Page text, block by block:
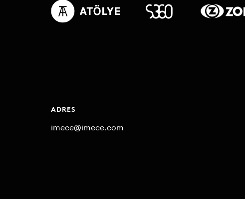
ADRES
imece@imece.com